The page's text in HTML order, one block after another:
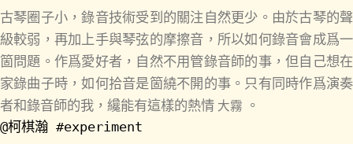
古琴圈子小，錄音技術受到的關注自然更少。由於古琴的聲
級較弱，再加上手與琴弦的摩擦音，所以如何錄音會成爲一
箇問題。作爲愛好者，自然不用管錄音師的事，但自己想在
家錄曲子時，如何拾音是箇繞不開的事。只有同時作爲演奏
者和錄音師的我，纔能有這樣的熱情 大霧
。
@柯棋瀚 #experiment